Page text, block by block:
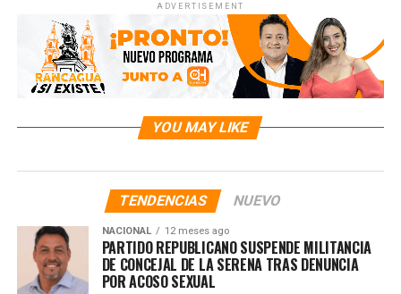
ADVERTISEMENT
YOU MAY LIKE
TENDENCIAS NUEVO
NACIONAL 12 meses ago
PARTIDO REPUBLICANO SUSPENDE MILITANCIA
DE CONCEJAL DE LA SERENA TRAS DENUNCIA
POR ACOSO SEXUAL